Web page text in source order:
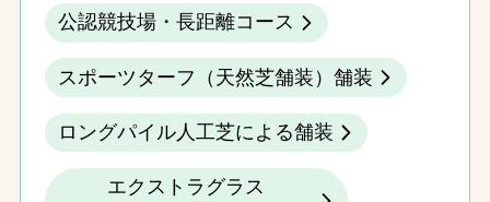
公認競技場・長距離コース
スポーツターフ（天然芝舗装）舗装
ロングパイル人工芝による舗装
エクストラグラス